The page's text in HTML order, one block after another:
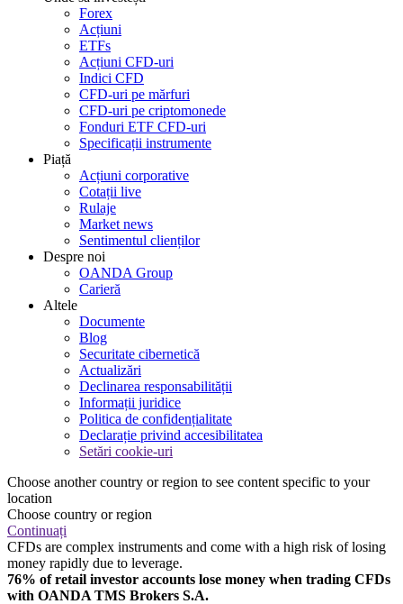
Forex
Acțiuni
ETFs
Acțiuni CFD-uri
Indici CFD
CFD-uri pe mărfuri
CFD-uri pe criptomonede
Fonduri ETF CFD-uri
Specificații instrumente
Piață
Acțiuni corporative
Cotații live
Rulaje
Market news
Sentimentul clienților
Despre noi
OANDA Group
Carieră
Altele
Documente
Blog
Securitate cibernetică
Actualizări
Declinarea responsabilității
Informații juridice
Politica de confidențialitate
Declarație privind accesibilitatea
Setări cookie-uri
Choose another country or region to see content specific to your
location
Choose country or region
Continuați
CFDs are complex instruments and come with a high risk of losing
money rapidly due to leverage.
76% of retail investor accounts lose money when trading CFDs
with OANDA TMS Brokers S.A.